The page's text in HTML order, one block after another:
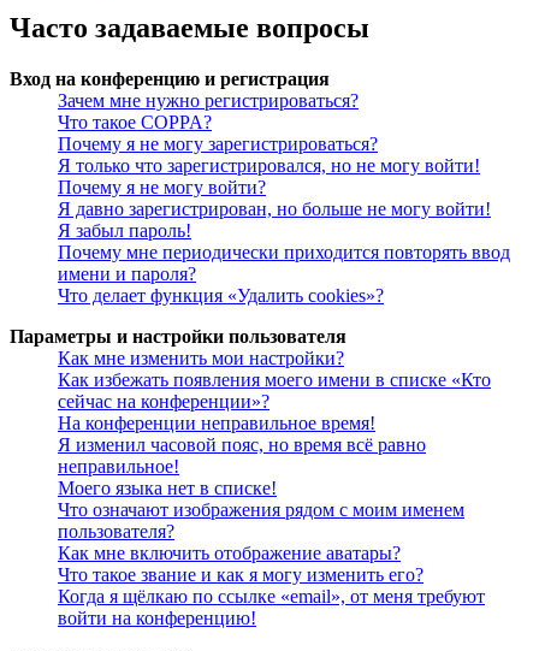
Часто задаваемые вопросы
Вход на конференцию и регистрация
Зачем мне нужно регистрироваться?
Что такое COPPA?
Почему я не могу зарегистрироваться?
Я только что зарегистрировался, но не могу войти!
Почему я не могу войти?
Я давно зарегистрирован, но больше не могу войти!
Я забыл пароль!
Почему мне периодически приходится повторять ввод
имени и пароля?
Что делает функция «Удалить cookies»?
Параметры и настройки пользователя
Как мне изменить мои настройки?
Как избежать появления моего имени в списке «Кто
сейчас на конференции»?
На конференции неправильное время!
Я изменил часовой пояс, но время всё равно
неправильное!
Моего языка нет в списке!
Что означают изображения рядом с моим именем
пользователя?
Как мне включить отображение аватары?
Что такое звание и как я могу изменить его?
Когда я щёлкаю по ссылке «email», от меня требуют
войти на конференцию!